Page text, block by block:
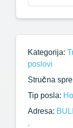
Kategorija:
poslovi
Stručna
Tip posla:
Adresa:
,